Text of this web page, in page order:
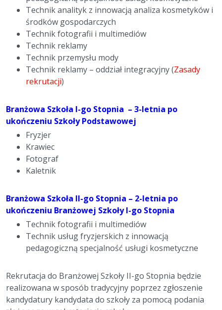
Technik analityk z innowacją analiza kosmetyków i
środków gospodarczych
Technik fotografii i multimediów
Technik reklamy
Technik przemysłu mody
Technik reklamy – oddział integracyjny (Zasady
rekrutacji)
Branżowa Szkoła I-go Stopnia – 3-letnia po
ukończeniu Szkoły Podstawowej
Fryzjer
Krawiec
Fotograf
Kaletnik
Branżowa Szkoła II-go Stopnia – 2-letnia po
ukończeniu Branżowej Szkoły I-go Stopnia
Technik fotografii i multimediów
Technik usług fryzjerskich z innowacją
pedagogiczną specjalność usługi kosmetyczne
Rekrutacja do Branżowej Szkoły II-go Stopnia będzie
realizowana w sposób tradycyjny poprzez zgłoszenie
kandydatury kandydata do szkoły za pomocą podania